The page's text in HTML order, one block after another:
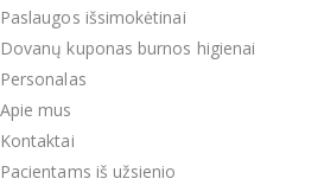
Paslaugos išsimokėtinai
Dovanų kuponas burnos higienai
Personalas
Apie mus
Kontaktai
Pacientams iš užsienio